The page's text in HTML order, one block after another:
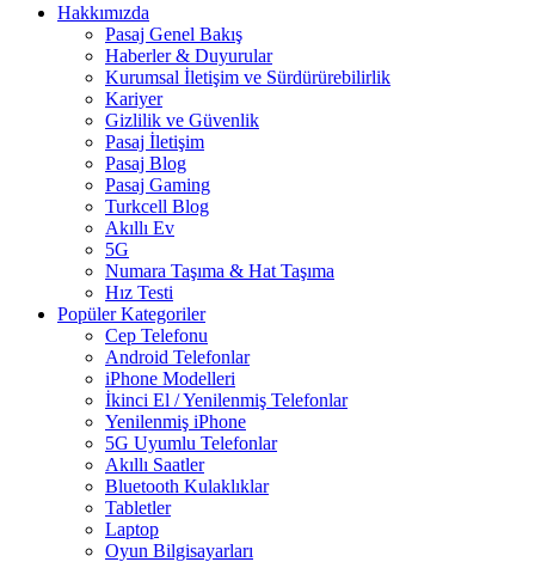
Hakkımızda
Pasaj Genel Bakış
Haberler & Duyurular
Kurumsal İletişim ve Sürdürürebilirlik
Kariyer
Gizlilik ve Güvenlik
Pasaj İletişim
Pasaj Blog
Pasaj Gaming
Turkcell Blog
Akıllı Ev
5G
Numara Taşıma & Hat Taşıma
Hız Testi
Popüler Kategoriler
Cep Telefonu
Android Telefonlar
iPhone Modelleri
İkinci El / Yenilenmiş Telefonlar
Yenilenmiş iPhone
5G Uyumlu Telefonlar
Akıllı Saatler
Bluetooth Kulaklıklar
Tabletler
Laptop
Oyun Bilgisayarları